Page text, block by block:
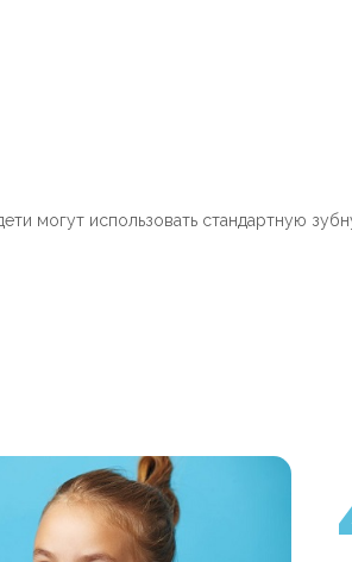
могут использовать стандартную